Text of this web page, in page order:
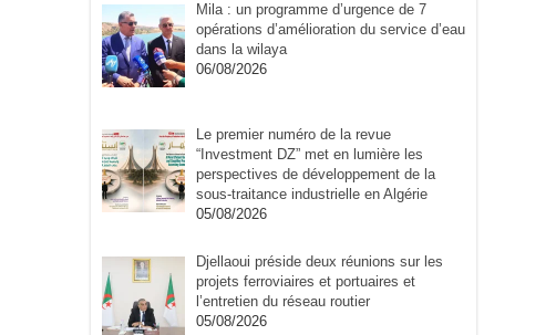
Mila : un programme d’urgence de 7
opérations d’amélioration du service d’eau
dans la wilaya
06/08/2026
Le premier numéro de la revue
“Investment DZ” met en lumière les
perspectives de développement de la
sous-traitance industrielle en Algérie
05/08/2026
Djellaoui préside deux réunions sur les
projets ferroviaires et portuaires et
l’entretien du réseau routier
05/08/2026